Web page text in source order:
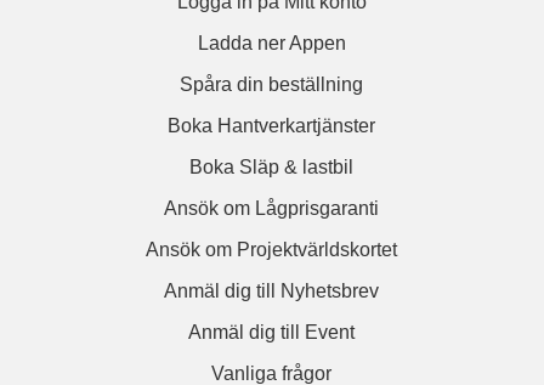
Ladda ner Appen
Spåra din beställning
Boka Hantverkartjänster
Boka Släp & lastbil
Ansök om Lågprisgaranti
Ansök om Projektvärldskortet
Anmäl dig till Nyhetsbrev
Anmäl dig till Event
Vanliga frågor